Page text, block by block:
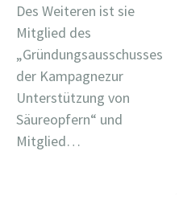
Des Weiteren ist sie
Mitglied des
„Gründungsausschusses
der Kampagnezur
Unterstützung von
Säureopfern“ und
Mitglied…